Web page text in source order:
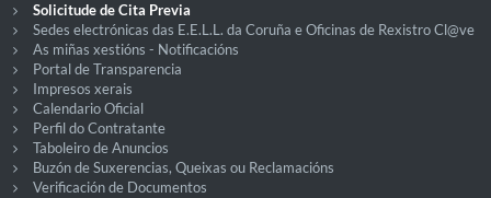
Solicitude de Cita Previa
Sedes electrónicas das E.E.L.L. da Coruña e Oficinas de Rexistro Cl@ve
As miñas xestións - Notificacións
Portal de Transparencia
Impresos xerais
Calendario Oficial
Perfil do Contratante
Taboleiro de Anuncios
Buzón de Suxerencias, Queixas ou Reclamacións
Verificación de Documentos